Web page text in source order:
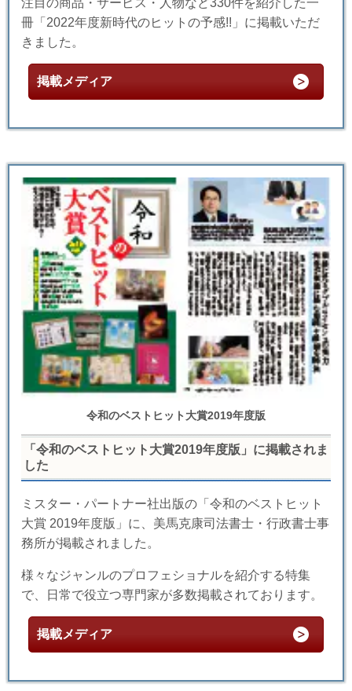
注目の商品・サービス・人物など330件を紹介した一
冊「2022年度新時代のヒットの予感!!」に掲載いただ
きました。
掲載メディア
令和のベストヒット大賞2019年度版
「令和のベストヒット大賞2019年度版」に掲載されま
した
ミスター・パートナー社出版の「令和のベストヒット
大賞 2019年度版」に、美馬克康司法書士・行政書士事
務所が掲載されました。
様々なジャンルのプロフェショナルを紹介する特集
で、日常で役立つ専門家が多数掲載されております。
掲載メディア